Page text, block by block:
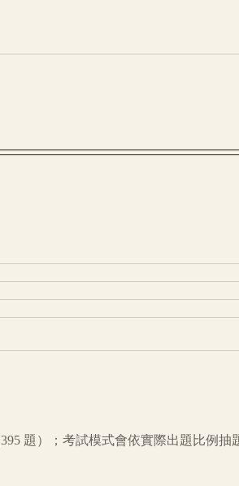
395 題）；考試模式會依實際出題比例抽